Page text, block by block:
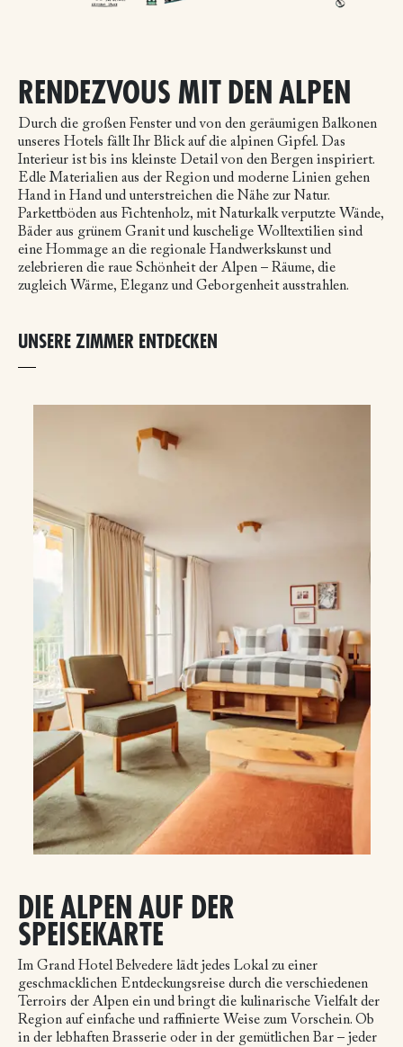
RENDEZVOUS MIT DEN ALPEN
Durch die großen Fenster und von den geräumigen Balkonen
unseres Hotels fällt Ihr Blick auf die alpinen Gipfel. Das
Interieur ist bis ins kleinste Detail von den Bergen inspiriert.
Edle Materialien aus der Region und moderne Linien gehen
Hand in Hand und unterstreichen die Nähe zur Natur.
Parkettböden aus Fichtenholz, mit Naturkalk verputzte Wände,
Bäder aus grünem Granit und kuschelige Wolltextilien sind
eine Hommage an die regionale Handwerkskunst und
zelebrieren die raue Schönheit der Alpen – Räume, die
zugleich Wärme, Eleganz und Geborgenheit ausstrahlen.
UNSERE ZIMMER ENTDECKEN
DIE ALPEN AUF DER
SPEISEKARTE
Im Grand Hotel Belvedere lädt jedes Lokal zu einer
geschmacklichen Entdeckungsreise durch die verschiedenen
Terroirs der Alpen ein und bringt die kulinarische Vielfalt der
Region auf einfache und raffinierte Weise zum Vorschein. Ob
in der lebhaften Brasserie oder in der gemütlichen Bar – jeder